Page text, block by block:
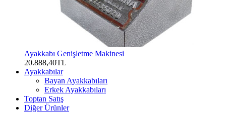
Ayakkabı Genişletme Makinesi
20.888,40TL
Ayakkabılar
Bayan Ayakkabıları
Erkek Ayakkabıları
Toptan Satış
Diğer Ürünler